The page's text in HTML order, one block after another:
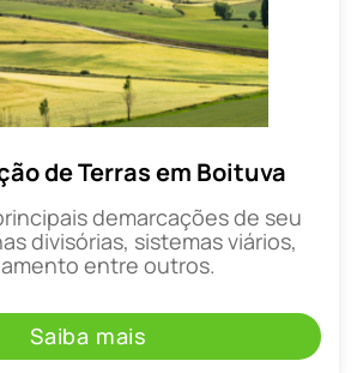
de Terras em Boituva
demarcações de seu
divisórias, sistemas viários,
entre outros.
Saiba mais